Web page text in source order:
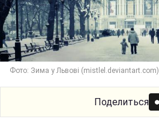
Фото: Зима у Львові (mistlel.deviantart.com)
Поделиться